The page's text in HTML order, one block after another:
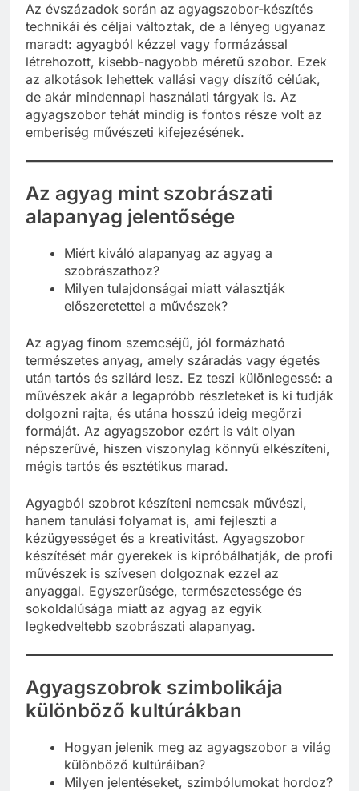
Az évszázadok során az agyagszobor-készítés
technikái és céljai változtak, de a lényeg ugyanaz
maradt: agyagból kézzel vagy formázással
létrehozott, kisebb-nagyobb méretű szobor. Ezek
az alkotások lehettek vallási vagy díszítő célúak,
de akár mindennapi használati tárgyak is. Az
agyagszobor tehát mindig is fontos része volt az
emberiség művészeti kifejezésének.
Az agyag mint szobrászati
alapanyag jelentősége
Miért kiváló alapanyag az agyag a
szobrászathoz?
Milyen tulajdonságai miatt választják
előszeretettel a művészek?
Az agyag finom szemcséjű, jól formázható
természetes anyag, amely száradás vagy égetés
után tartós és szilárd lesz. Ez teszi különlegessé: a
művészek akár a legapróbb részleteket is ki tudják
dolgozni rajta, és utána hosszú ideig megőrzi
formáját. Az agyagszobor ezért is vált olyan
népszerűvé, hiszen viszonylag könnyű elkészíteni,
mégis tartós és esztétikus marad.
Agyagból szobrot készíteni nemcsak művészi,
hanem tanulási folyamat is, ami fejleszti a
kézügyességet és a kreativitást. Agyagszobor
készítését már gyerekek is kipróbálhatják, de profi
művészek is szívesen dolgoznak ezzel az
anyaggal. Egyszerűsége, természetessége és
sokoldalúsága miatt az agyag az egyik
legkedveltebb szobrászati alapanyag.
Agyagszobrok szimbolikája
különböző kultúrákban
Hogyan jelenik meg az agyagszobor a világ
különböző kultúráiban?
Milyen jelentéseket, szimbólumokat hordoz?